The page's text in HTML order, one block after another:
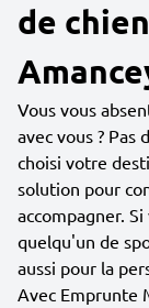
de
Vous vous
avec vous ?
choisi votre
solution pour
accompagner.
quelqu'un de
aussi pour la
Avec Emprunte